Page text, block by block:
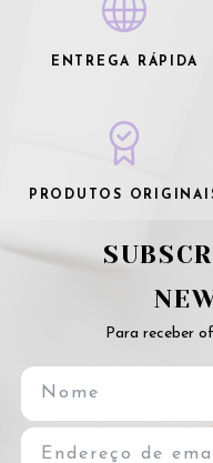
ENTREGA RÁPIDA
PRODUTOS
Para receber